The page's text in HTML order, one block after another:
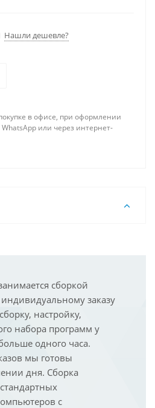
Нашли дешевле?
в офисе, при оформлении
или через интернет-
сборкой
заказу
настройку,
набора программ у
одного часа.
мы готовы
дня. Сборка
с